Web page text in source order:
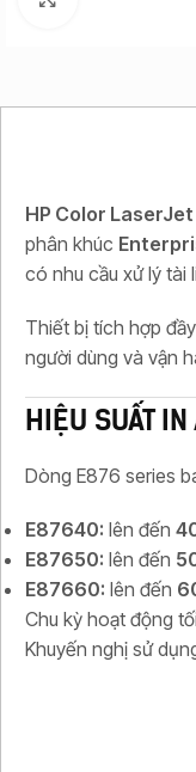
HP Color
phân khúc
có nhu cầu xử lý tài
Thiết bị tích hợp
người dùng và vận
HIỆU SUẤT
Dòng E876 series
E87640: lên đến
E87650: lên đến
E87660: lên đến
Chu kỳ hoạt động
Khuyến nghị sử